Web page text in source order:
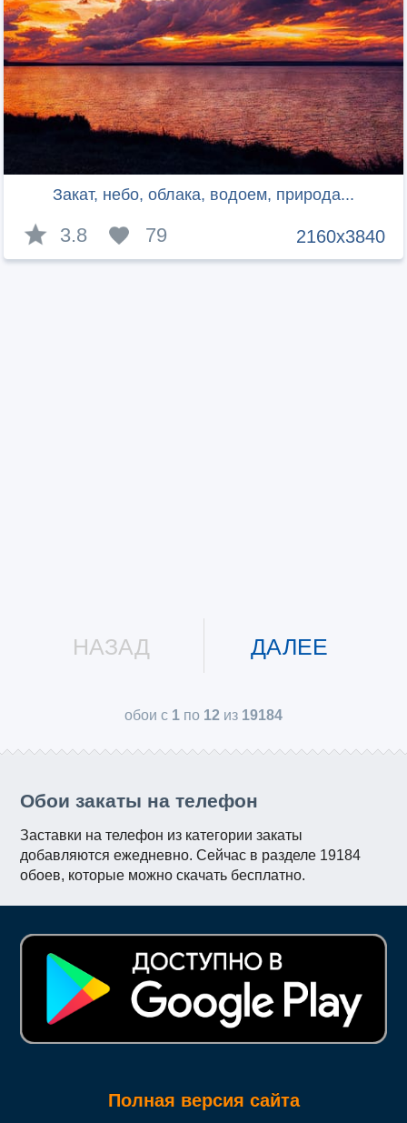
Обои закаты на телефон
Заставки на телефон из категории закаты
добавляются ежедневно. Сейчас в разделе 19184
обоев, которые можно скачать бесплатно.
Закат, небо, облака, водоем, природа...
2160x3840
3.8 79
НАЗАД ДАЛЕЕ
обои с 1 по 12 из 19184
Полная версия сайта